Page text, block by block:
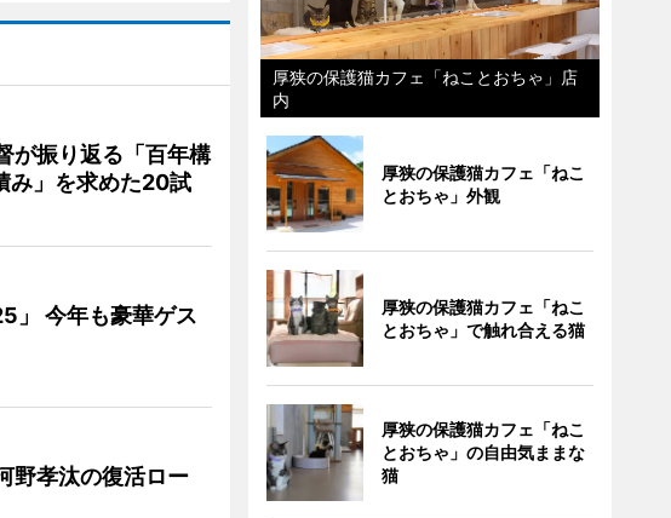
が振り返る「百年構
み」を求めた20試
」 今年も豪華ゲス
野孝汰の復活ロー
厚狭の保護猫カフェ「ねことおちゃ」店
内
厚狭の保護猫カフェ「ねこ
とおちゃ」外観
厚狭の保護猫カフェ「ねこ
とおちゃ」で触れ合える猫
厚狭の保護猫カフェ「ねこ
とおちゃ」の自由気ままな
猫